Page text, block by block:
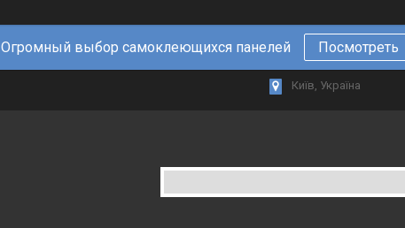
Огромный выбор самоклеющихся панелей Посмотреть
Київ, Україна